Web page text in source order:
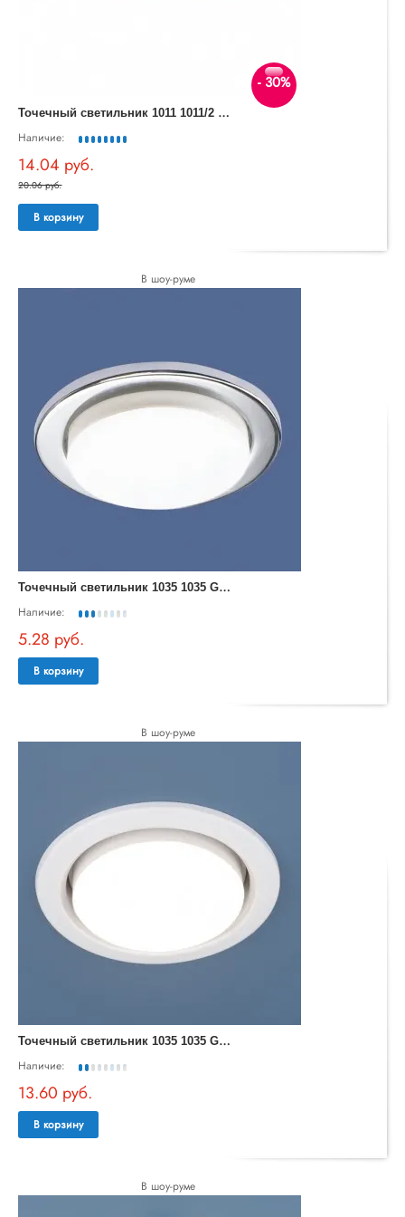
- 30%
Т
очечный светильник 1011 1011/2 MR16 CH хром
Наличие:
14.04 руб.
20.06 руб.
В корзину
В шоу-руме
Т
очечный светильник 1035 1035 GX53 CH хром
Наличие:
5.28 руб.
В корзину
В шоу-руме
Т
очечный светильник 1035 1035 GX53 WH белый
Наличие:
13.60 руб.
В корзину
В шоу-руме